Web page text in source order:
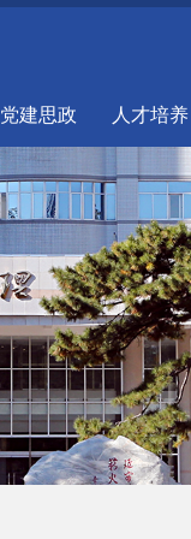
党建思政 人才培养